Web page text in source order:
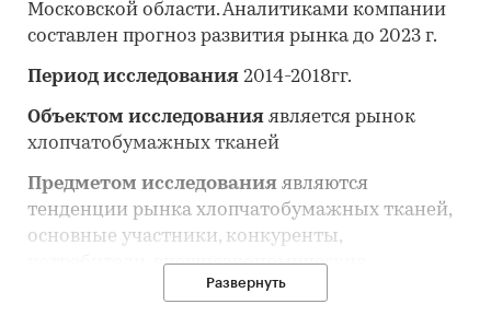
Московской области. Аналитиками компании
составлен прогноз развития рынка до 2023 г.
Период исследования 2014-2018гг.
Объектом исследования является рынок
хлопчатобумажных тканей
Предметом исследования являются
тенденции рынка хлопчатобумажных тканей,
основные участники, конкуренты,
потребители, внешнеэкономические
отношения на рынкеРазвернуть